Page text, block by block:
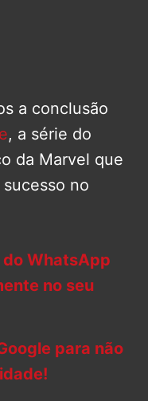
a conclusão
, a série do
da Marvel que
no
do WhatsApp
no seu
para não